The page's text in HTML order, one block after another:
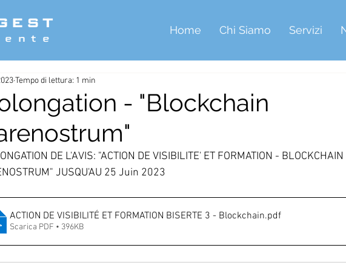
Home Chi Siamo Servizi
- "Blockchain
Tempo di lettura: 1 min
DE L'AVIS: "ACTION DE VISIBILITE' ET FORMATION - BLOCKCHAIN
JUSQU'AU 25 Juin 2023
ACTION DE VISIBILITÉ ET FORMATION BISERTE 3 - Blockchain.pdf
Scarica PDF • 396KB